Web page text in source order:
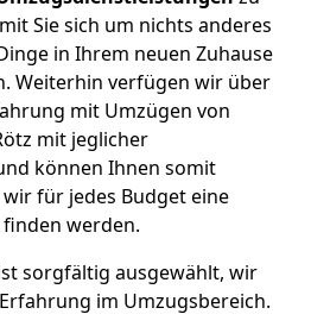
Sie sich um nichts anderes
in Ihrem neuen Zuhause
Weiterhin verfügen wir über
mit Umzügen von
mit jeglicher
können Ihnen somit
für jedes Budget eine
werden.
sorgfältig ausgewählt, wir
im Umzugsbereich.